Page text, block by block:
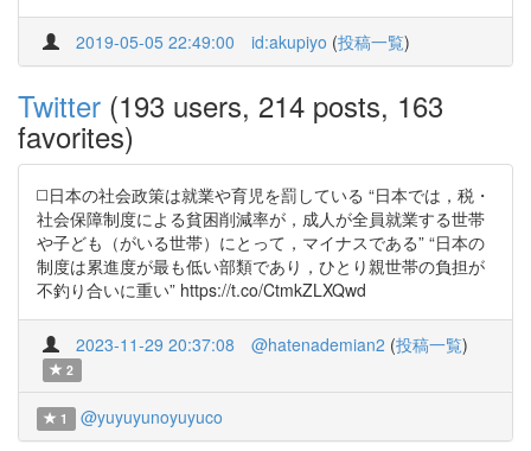
2019-05-05 22:49:00 id:akupiyo (投稿一覧)
Twitter (193 users, 214 posts, 163
favorites)
◻️日本の社会政策は就業や育児を罰している “日本では，税・
社会保障制度による貧困削減率が，成人が全員就業する世帯
や子ども（がいる世帯）にとって，マイナスである” “日本の
制度は累進度が最も低い部類であり，ひとり親世帯の負担が
不釣り合いに重い” https://t.co/CtmkZLXQwd
2023-11-29 20:37:08 @hatenademian2 (投稿一覧)
2
1 @yuyuyunoyuyuco